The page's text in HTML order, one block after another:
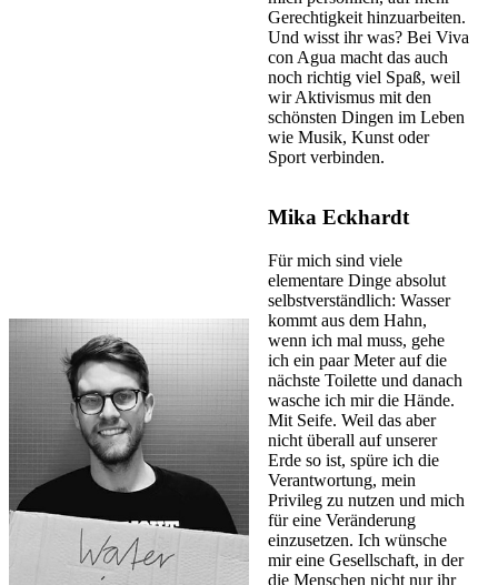
Gerechtigkeit hinzuarbeiten.
Und wisst ihr was? Bei Viva
con Agua macht das auch
noch richtig viel Spaß, weil
wir Aktivismus mit den
schönsten Dingen im Leben
wie Musik, Kunst oder
Sport verbinden.
Mika Eckhardt
Für mich sind viele
elementare Dinge absolut
selbstverständlich: Wasser
kommt aus dem Hahn,
wenn ich mal muss, gehe
ich ein paar Meter auf die
nächste Toilette und danach
wasche ich mir die Hände.
Mit Seife. Weil das aber
nicht überall auf unserer
Erde so ist, spüre ich die
Verantwortung, mein
Privileg zu nutzen und mich
für eine Veränderung
einzusetzen. Ich wünsche
mir eine Gesellschaft, in der
die Menschen nicht nur ihr